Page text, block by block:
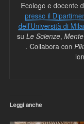
Ecologo e docente
presso il
dell’Università di
su Le Scienze,
. Collabora con
Leggi anche